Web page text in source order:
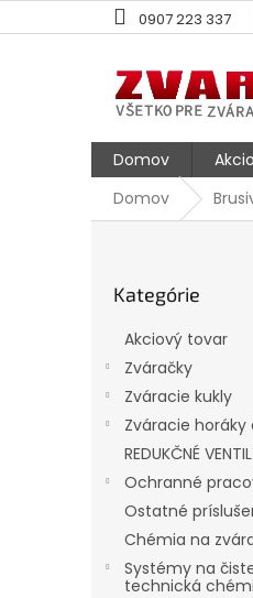
na
0907 223 337
Domov
Domov
kategórie
Kategórie
Akciový tovar
Zváračky
Zváracie kukly
Zváracie horáky
REDUKČNÉ
Ochranné
Ostatné
Chémia na
Systémy na
technická